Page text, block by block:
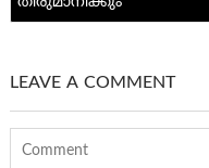
LEAVE A COMMENT